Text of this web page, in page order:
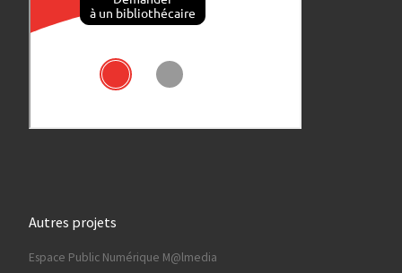
Autres projets
Espace Public Numérique M@lmedia